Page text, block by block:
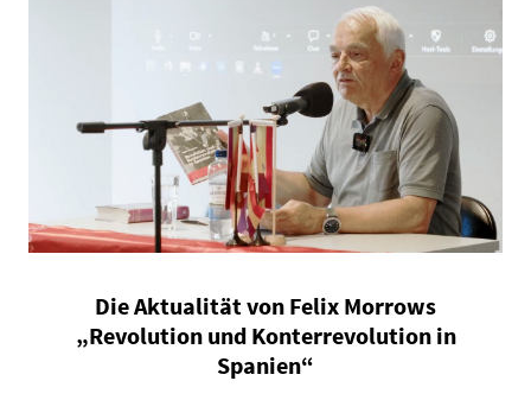
Die Aktualität von Felix Morrows
„Revolution und Konterrevolution in
Spanien“